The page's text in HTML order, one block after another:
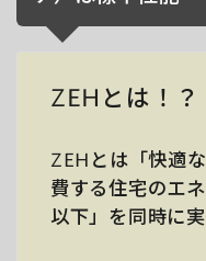
ZEHとは！？
ZEHとは「快適
費する住宅のエ
以下」を同時に